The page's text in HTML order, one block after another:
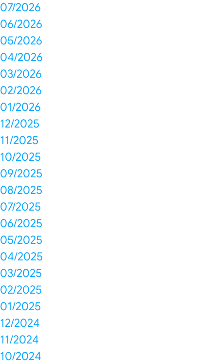
07/2026
06/2026
05/2026
04/2026
03/2026
02/2026
01/2026
12/2025
11/2025
10/2025
09/2025
08/2025
07/2025
06/2025
05/2025
04/2025
03/2025
02/2025
01/2025
12/2024
11/2024
10/2024